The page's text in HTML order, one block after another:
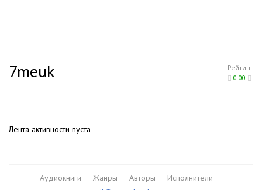
Рейтинг
0.00
7meuk
Лента активности пуста
Аудиокниги Жанры Авторы
Исполнители